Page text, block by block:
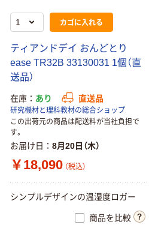
カゴに入れる
ティアンドデイ おんどとり
ease TR32B 33130031 1個（直
送品）
在庫 あり 直送品
研究機材と理科教材の総合ショップ
この出荷元の商品は配送料が当社負担で
す。
お届け日 8月20日（木）
￥18,090 （税込）
シンプルデザインの温湿度ロガー
商品を比較